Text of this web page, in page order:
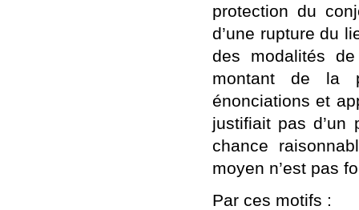
protection du
d’une rupture du
des modalités
montant de la
énonciations et
justifiait pas d’un
chance
moyen n’est pas
Par ces motifs :